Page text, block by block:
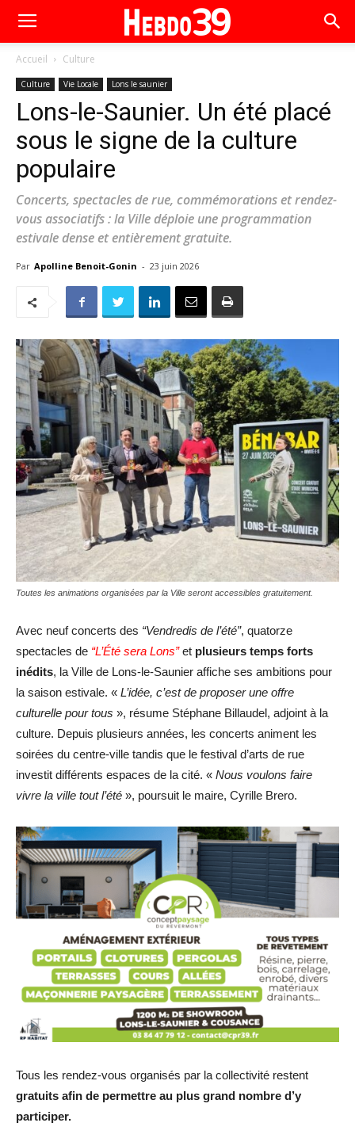
Accueil Culture
Culture Vie Locale Lons le saunier
Lons-le-Saunier. Un été placé
sous le signe de la culture
populaire
Concerts, spectacles de rue, commémorations et rendez-
vous associatifs : la Ville déploie une programmation
estivale dense et entièrement gratuite.
Par Apolline Benoit-Gonin - 23 juin 2026
Toutes les animations organisées par la Ville seront accessibles gratuitement.
Avec neuf concerts des “Vendredis de l’été”, quatorze
spectacles de “L’Été sera Lons”et plusieurs temps forts
inédits, la Ville de Lons-le-Saunier affiche ses ambitions pour
la saison estivale. « L’idée, c’est de proposer une offre
culturelle pour tous », résume Stéphane Billaudel, adjoint à la
culture. Depuis plusieurs années, les concerts animent les
soirées du centre-ville tandis que le festival d’arts de rue
investit différents espaces de la cité. « Nous voulons faire
vivre la ville tout l’été », poursuit le maire, Cyrille Brero.
Tous les rendez-vous organisés par la collectivité restent
gratuits afin de permettre au plus grand nombre d’y
participer.